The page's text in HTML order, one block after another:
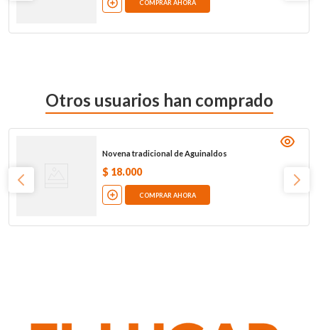
COMPRAR AHORA
Otros usuarios han comprado
Novena tradicional de Aguinaldos
$ 18.000
COMPRAR AHORA